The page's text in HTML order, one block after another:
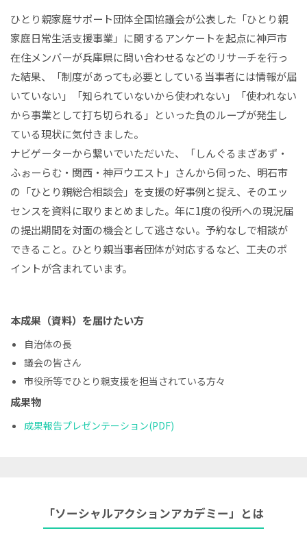
ひとり親家庭サポート団体全国協議会が公表した「ひとり親
家庭日常生活支援事業」に関するアンケートを起点に神戸市
在住メンバーが兵庫県に問い合わせるなどのリサーチを行っ
た結果、「制度があっても必要としている当事者には情報が届
いていない」「知られていないから使われない」「使われない
から事業として打ち切られる」といった負のループが発生し
ている現状に気付きました。
ナビゲーターから繋いでいただいた、「しんぐるまざあず・
ふぉーらむ・関西・神戸ウエスト」さんから伺った、明石市
の「ひとり親総合相談会」を支援の好事例と捉え、そのエッ
センスを資料に取りまとめました。年に1度の役所への現況届
の提出期間を対面の機会として逃さない。予約なしで相談が
できること。ひとり親当事者団体が対応するなど、工夫のポ
イントが含まれています。
本成果（資料）を届けたい方
自治体の長
議会の皆さん
市役所等でひとり親支援を担当されている方々
成果物
成果報告プレゼンテーション(PDF)
「ソーシャルアクションアカデミー」とは